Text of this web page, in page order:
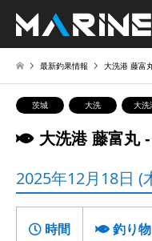
最新釣果情報 大洗港 藤富
茨城 大洗 大洗
大洗港 藤富丸
2025年12月18日 (
時間 釣り物